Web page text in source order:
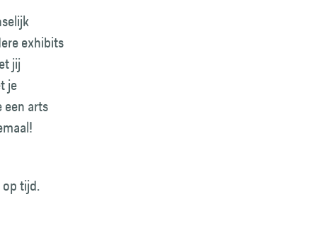
exhibits
jij
je
een arts
op tijd.